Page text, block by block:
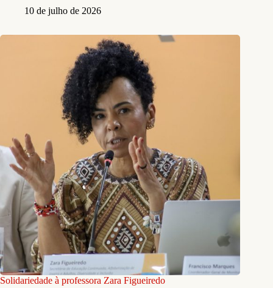
10 de julho de 2026
Solidariedade à professora Zara Figueiredo